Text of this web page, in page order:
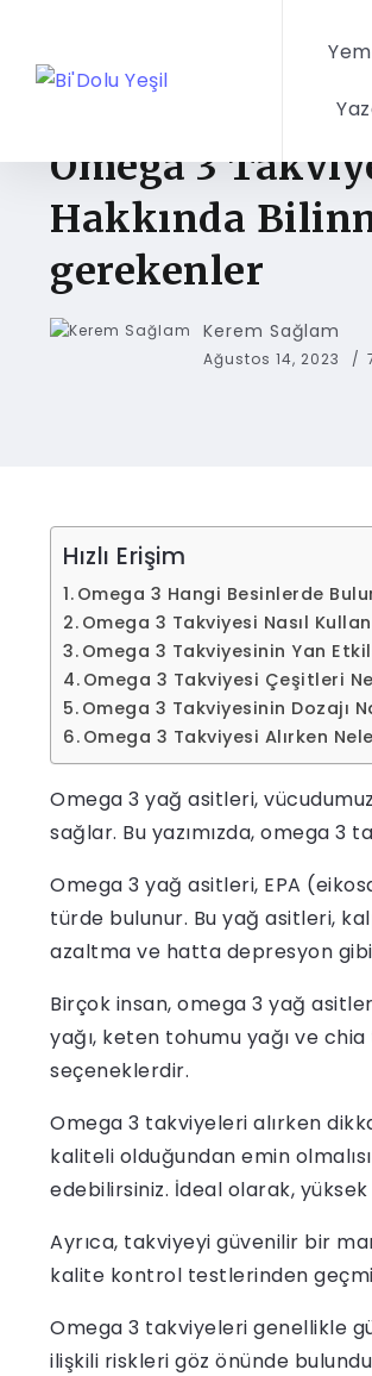
Omega 3
Hakkında
gerekenler
Kerem Sağlam
Ağustos 14, 2023
Hızlı Erişim
Omega 3 Hangi Besinlerde
Omega 3 Takviyesi Nasıl
Omega 3 Takviyesinin Yan
Omega 3 Takviyesi Çeşitleri
Omega 3 Takviyesinin Dozajı
Omega 3 Takviyesi Alırken
Omega 3 yağ asitleri,
sağlar. Bu yazımızda, omega 3
Omega 3 yağ asitleri, EPA
türde bulunur. Bu yağ asitleri,
azaltma ve hatta depresyon
Birçok insan, omega 3 yağ
yağı, keten tohumu yağı ve
seçeneklerdir.
Omega 3 takviyeleri alırken
kaliteli olduğundan emin
edebilirsiniz. İdeal olarak,
Ayrıca, takviyeyi güvenilir bir
kalite kontrol testlerinden
Omega 3 takviyeleri genellikle
ilişkili riskleri göz önünde